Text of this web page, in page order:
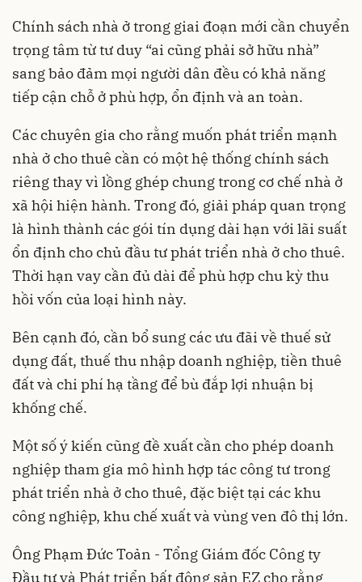
Chính sách nhà ở trong giai đoạn mới cần chuyển
trọng tâm từ tư duy “ai cũng phải sở hữu nhà”
sang bảo đảm mọi người dân đều có khả năng
tiếp cận chỗ ở phù hợp, ổn định và an toàn.
Các chuyên gia cho rằng muốn phát triển mạnh
nhà ở cho thuê cần có một hệ thống chính sách
riêng thay vì lồng ghép chung trong cơ chế nhà ở
xã hội hiện hành. Trong đó, giải pháp quan trọng
là hình thành các gói tín dụng dài hạn với lãi suất
ổn định cho chủ đầu tư phát triển nhà ở cho thuê.
Thời hạn vay cần đủ dài để phù hợp chu kỳ thu
hồi vốn của loại hình này.
Bên cạnh đó, cần bổ sung các ưu đãi về thuế sử
dụng đất, thuế thu nhập doanh nghiệp, tiền thuê
đất và chi phí hạ tầng để bù đắp lợi nhuận bị
khống chế.
Một số ý kiến cũng đề xuất cần cho phép doanh
nghiệp tham gia mô hình hợp tác công tư trong
phát triển nhà ở cho thuê, đặc biệt tại các khu
công nghiệp, khu chế xuất và vùng ven đô thị lớn.
Ông Phạm Đức Toản - Tổng Giám đốc Công ty
Đầu tư và Phát triển bất động sản EZ cho rằng